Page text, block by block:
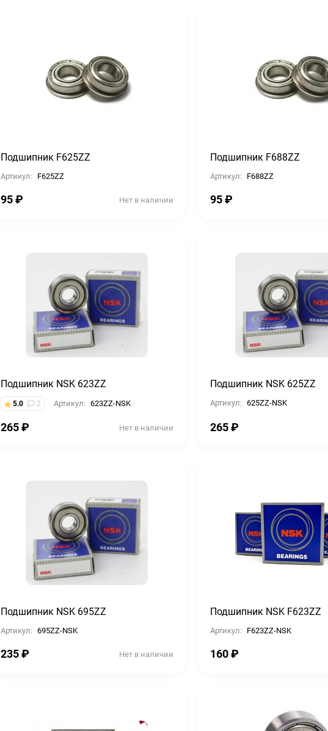
Подшипник F625ZZ
Артикул: F625ZZ
95₽ Нет в наличии
Подшипник F688ZZ
Артикул: F688ZZ
95₽
Подшипник NSK 623ZZ
5.0 2 Артикул: 623ZZ-NSK
265₽ Нет в наличии
Подшипник NSK 625ZZ
Артикул: 625ZZ-NSK
265₽
Подшипник NSK 695ZZ
Артикул: 695ZZ-NSK
235₽ Нет в наличии
Подшипник NSK F623ZZ
Артикул: F623ZZ-NSK
160₽